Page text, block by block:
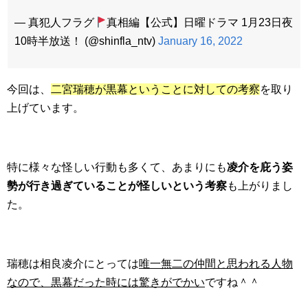
— 真犯人フラグ
真相編【公式】日曜ドラマ 1月23日夜
10時半放送！ (@shinfla_ntv) January 16, 2022
今回は、 二宮瑞穂が黒幕ということに対しての考察を取り
上げています。
特に様々な怪しい行動も多くて、あまりにも凌介を庇う姿
勢が行き過ぎていることが怪しいという考察も上がりまし
た。
瑞穂は相良凌介にとっては唯一無二の仲間と思われる人物
なので、黒幕だった時には驚きがでかいですね＾＾